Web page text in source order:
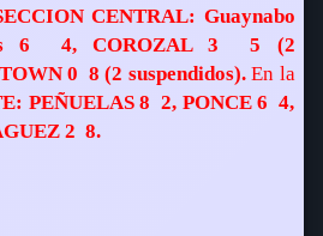
CENTRAL: Guaynabo
6  4, COROZAL 3  5 (2
0  8 (2 suspendidos).En la
PEÑUELAS 8  2, PONCE 6  4,
2  8.